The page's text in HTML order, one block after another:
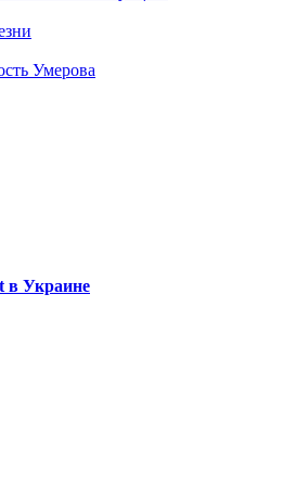
Умерова
в Украине